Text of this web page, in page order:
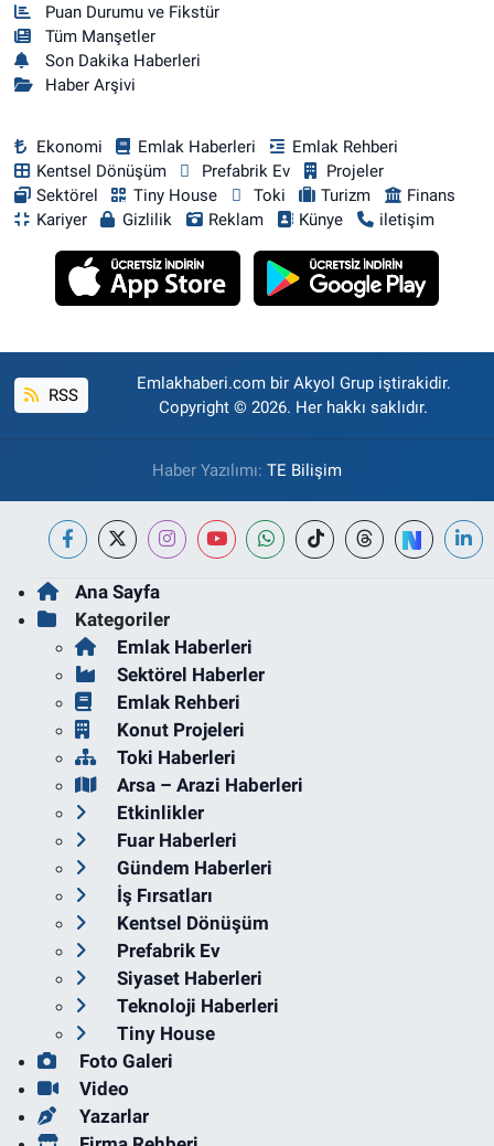
Puan Durumu ve Fikstür
Tüm Manşetler
Son Dakika Haberleri
Haber Arşivi
Ekonomi Emlak Haberleri
Emlak Rehberi
Kentsel Dönüşüm
Prefabrik Ev
Projeler
Sektörel
Tiny House Toki Turizm
Finans
Kariyer
Gizlilik Reklam Künye iletişim
RSS
Emlakhaberi.com bir Akyol Grup iştirakidir.
Copyright © 2026. Her hakkı saklıdır.
Haber Yazılımı: TE Bilişim
Ana Sayfa
Kategoriler
Emlak Haberleri
Sektörel Haberler
Emlak Rehberi
Konut Projeleri
Toki Haberleri
Arsa – Arazi Haberleri
Etkinlikler
Fuar Haberleri
Gündem Haberleri
İş Fırsatları
Kentsel Dönüşüm
Prefabrik Ev
Siyaset Haberleri
Teknoloji Haberleri
Tiny House
Foto Galeri
Video
Yazarlar